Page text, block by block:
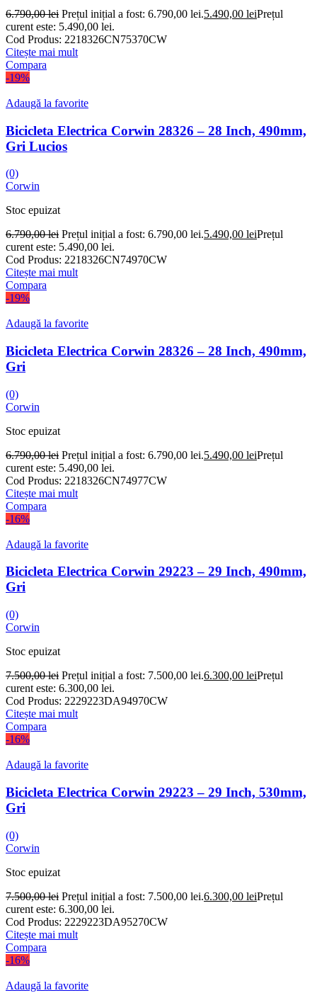
6.790,00lei Prețul inițial a fost: 6.790,00 lei.5.490,00 leiPrețul
curent este: 5.490,00 lei.
Cod Produs: 2218326CN75370CW
Citește mai mult
Compara
-19%
Adaugă la favorite
Bicicleta Electrica Corwin 28326 – 28 Inch, 490mm,
Gri Lucios
(0)
Corwin
Stoc epuizat
6.790,00lei Prețul inițial a fost: 6.790,00 lei.5.490,00 leiPrețul
curent este: 5.490,00 lei.
Cod Produs: 2218326CN74970CW
Citește mai mult
Compara
-19%
Adaugă la favorite
Bicicleta Electrica Corwin 28326 – 28 Inch, 490mm,
Gri
(0)
Corwin
Stoc epuizat
6.790,00lei Prețul inițial a fost: 6.790,00 lei.5.490,00 leiPrețul
curent este: 5.490,00 lei.
Cod Produs: 2218326CN74977CW
Citește mai mult
Compara
-16%
Adaugă la favorite
Bicicleta Electrica Corwin 29223 – 29 Inch, 490mm,
Gri
(0)
Corwin
Stoc epuizat
7.500,00lei Prețul inițial a fost: 7.500,00 lei.6.300,00 leiPrețul
curent este: 6.300,00 lei.
Cod Produs: 2229223DA94970CW
Citește mai mult
Compara
-16%
Adaugă la favorite
Bicicleta Electrica Corwin 29223 – 29 Inch, 530mm,
Gri
(0)
Corwin
Stoc epuizat
7.500,00lei Prețul inițial a fost: 7.500,00 lei.6.300,00 leiPrețul
curent este: 6.300,00 lei.
Cod Produs: 2229223DA95270CW
Citește mai mult
Compara
-16%
Adaugă la favorite